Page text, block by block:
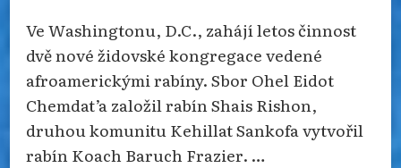
Ve Washingtonu, D.C., zahájí letos činnost
dvě nové židovské kongregace vedené
afroamerickými rabíny. Sbor Ohel Eidot
Chemdat’a založil rabín Shais Rishon,
druhou komunitu Kehillat Sankofa vytvořil
rabín Koach Baruch Frazier. …